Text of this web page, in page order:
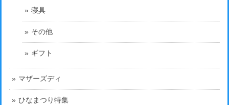
寝具
その他
ギフト
マザーズディ
ひなまつり特集